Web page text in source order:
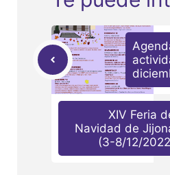
XIV Feria
Navidad de
(3-8/12/